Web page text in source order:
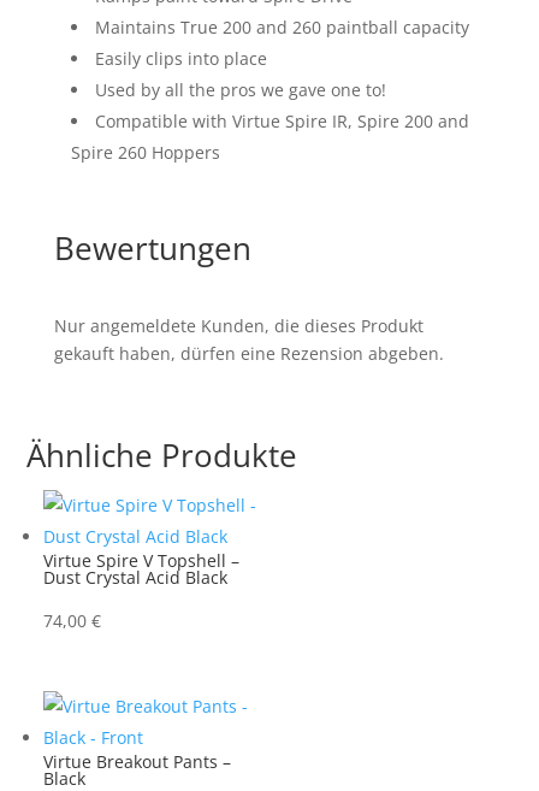
Maintains True 200 and 260 paintball capacity
Easily clips into place
Used by all the pros we gave one to!
Compatible with Virtue Spire IR, Spire 200 and
Spire 260 Hoppers
Bewertungen
Nur angemeldete Kunden, die dieses Produkt
gekauft haben, dürfen eine Rezension abgeben.
Ähnliche Produkte
Virtue Spire V Topshell –
Dust Crystal Acid Black
74,00€
Virtue Breakout Pants –
Black